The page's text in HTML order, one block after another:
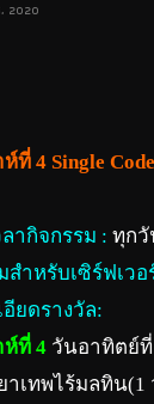
2020
ที่ 4 Single
ลากิจกรรม : ทุกวั
สำหรับเซิร์ฟเวอ
อียดรางวัล:
ที่ 4 วันอาทิตย์ที่
าเทพไร้มลทิน